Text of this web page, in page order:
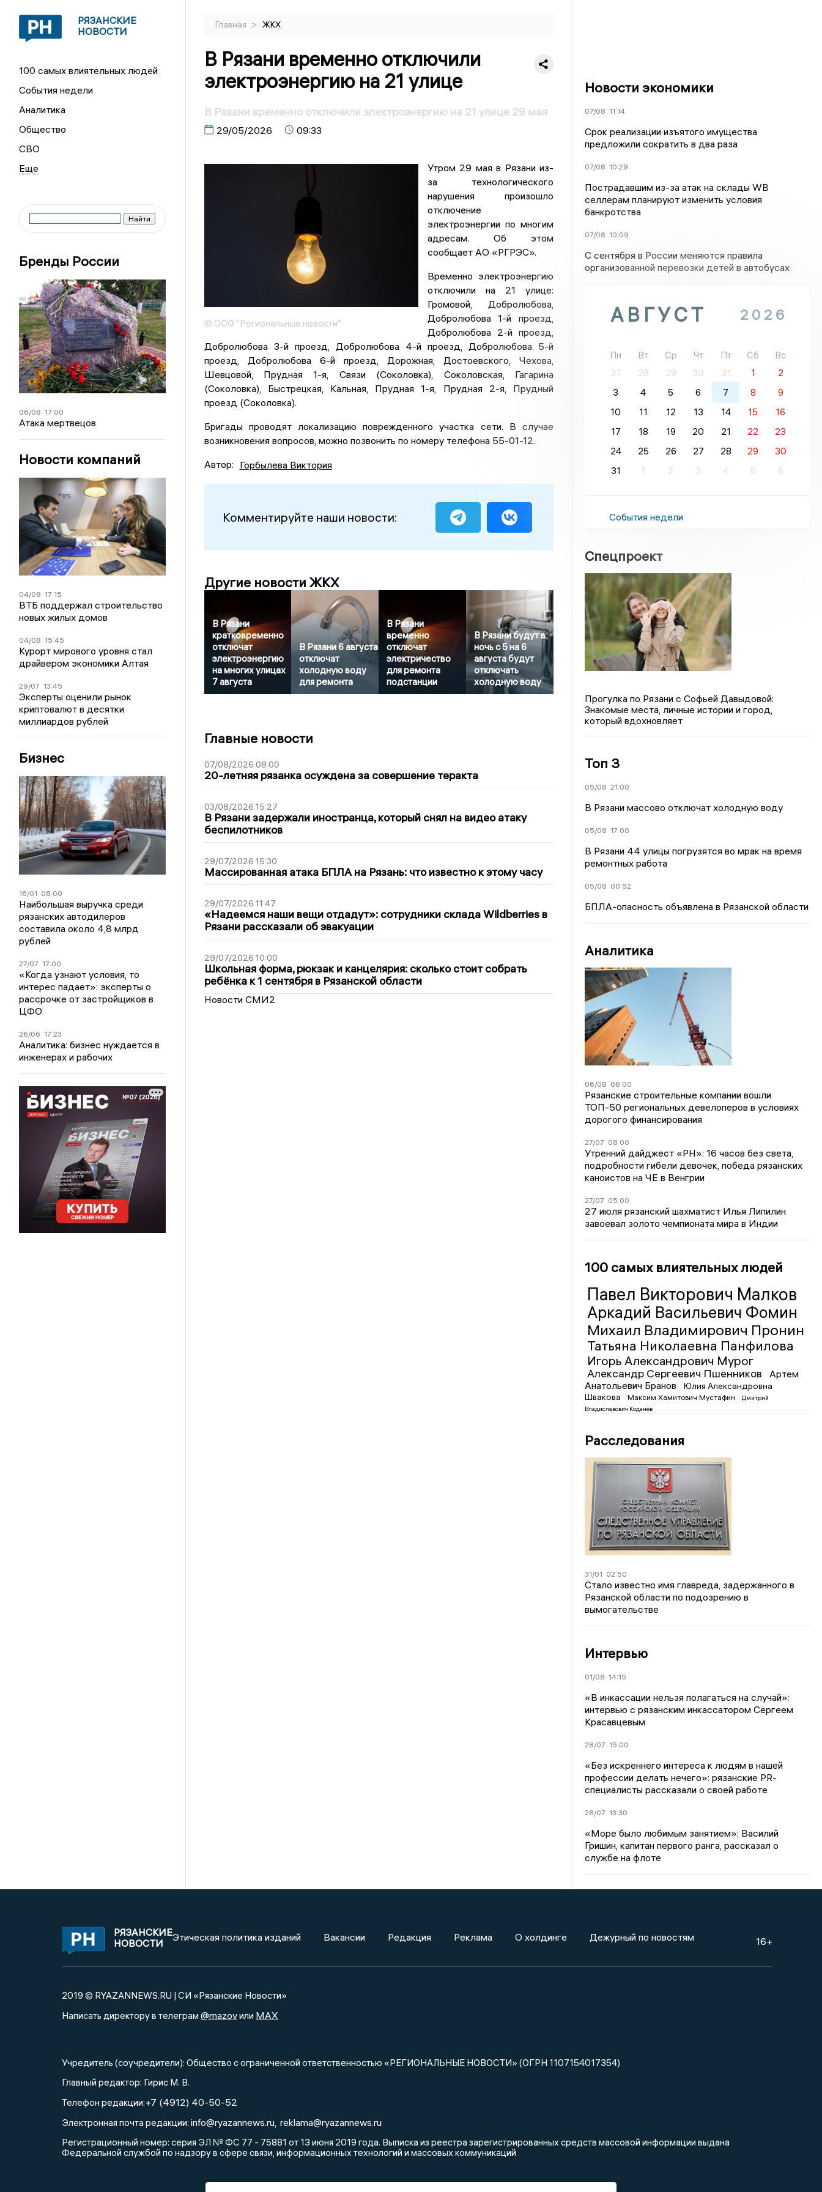
РЯЗАНСКИЕ
НОВОСТИ
100 самых влиятельных людей
События недели
Аналитика
Общество
СВО
Бренды России
06/08 17:00
Атака мертвецов
Новости компаний
04/08 17:15
ВТБ поддержал строительство
новых жилых домов
04/08 15:45
Курорт мирового уровня стал
драйвером экономики Алтая
29/07 13:45
Эксперты оценили рынок
криптовалют в десятки
миллиардов рублей
Бизнес
16/01 08:00
Наибольшая выручка среди
рязанских автодилеров
составила около 4,8 млрд
рублей
27/07 17:00
«Когда узнают условия, то
интерес падает»: эксперты о
рассрочке от застройщиков в
ЦФО
26/06 17:23
Аналитика: бизнес нуждается в
инженерах и рабочих
Главная > ЖКХ
В Рязани временно отключили
электроэнергию на 21 улице
В Рязани временно отключили электроэнергию на 21 улице 29 мая
29/05/2026 09:33
© ООО "Региональные новости"
Утром 29 мая в Рязани из-
за технологического
нарушения произошло
отключение
электроэнергии по многим
адресам. Об этом
сообщает АО «РГРЭС».
Временно электроэнергию
отключили на 21 улице:
Громовой, Добролюбова,
Добролюбова 1-й проезд,
Добролюбова 2-й проезд,
Добролюбова 3-й проезд, Добролюбова 4-й проезд, Добролюбова 5-й
проезд, Добролюбова 6-й проезд, Дорожная, Достоевского, Чехова,
Шевцовой, Прудная 1-я, Связи (Соколовка), Соколовская, Гагарина
(Cоколовка), Быстрецкая, Кальная, Прудная 1-я, Прудная 2-я, Прудный
проезд (Соколовка).
Бригады проводят локализацию поврежденного участка сети. В случае
возникновения вопросов, можно позвонить по номеру телефона 55-01-12.
Автор: Горбылева Виктория
Комментируйте наши новости:
Другие новости ЖКХ
В Рязани
кратковременно
отключат
электроэнергию
на многих улицах
7 августа
В Рязани 6 августа
отключат
холодную воду
для ремонта
В Рязани
временно
отключат
электричество
для ремонта
подстанции
В Рязани будут в
ночь с 5 на 6
августа будут
отключать
холодную воду
Главные новости
07/08/2026 08:00
20-летняя рязанка осуждена за совершение теракта
03/08/2026 15:27
В Рязани задержали иностранца, который снял на видео атаку
беспилотников
29/07/2026 15:30
Массированная атака БПЛА на Рязань: что известно к этому часу
29/07/2026 11:47
«Надеемся наши вещи отдадут»: сотрудники склада Wildberries в
Рязани рассказали об эвакуации
29/07/2026 10:00
Школьная форма, рюкзак и канцелярия: сколько стоит собрать
ребёнка к 1 сентября в Рязанской области
Новости СМИ2
Новости экономики
07/08 11:14
Срок реализации изъятого имущества
предложили сократить в два раза
07/08 10:29
Пострадавшим из-за атак на склады WВ
селлерам планируют изменить условия
банкротства
07/08 10:09
С сентября в России меняются правила
организованной перевозки детей в автобусах
АВГУСТ 2026
Пн Вт Ср Чт Пт Сб
Вс
27
28 29 30 31 1
2
3
4 5 6 7 8
9
10
11 12 13 14 15
16
17
18 19 20 21 22
23
24
25 26 27 28 29
30
31
1 2 3 4 5 6
События недели
Спецпроект
Прогулка по Рязани с Софьей Давыдовой:
Знакомые места, личные истории и город,
который вдохновляет
Топ 3
05/08 21:00
В Рязани массово отключат холодную воду
05/08 17:00
В Рязани 44 улицы погрузятся во мрак на время
ремонтных работа
05/08 00:52
БПЛА-опасность объявлена в Рязанской области
Аналитика
06/08 08:00
Рязанские строительные компании вошли
ТОП-50 региональных девелоперов в условиях
дорогого финансирования
27/07 08:00
Утренний дайджест «РН»: 16 часов без света,
подробности гибели девочек, победа рязанских
каноистов на ЧЕ в Венгрии
27/07 05:00
27 июля рязанский шахматист Илья Липилин
завоевал золото чемпионата мира в Индии
100 самых влиятельных людей
Павел Викторович Малков
Аркадий Васильевич Фомин
Михаил Владимирович Пронин
Татьяна Николаевна Панфилова
Игорь Александрович Мурог
Александр Сергеевич Пшенников
Артем
Анатольевич Бранов
Юлия Александровна
Швакова
Максим Хамитович Мустафин
Дмитрий
Владиславович Коданёв
Расследования
31/01 02:50
Стало известно имя главреда, задержанного в
Рязанской области по подозрению в
вымогательстве
Интервью
01/08 14:15
«В инкассации нельзя полагаться на случай»:
интервью с рязанским инкассатором Сергеем
Красавцевым
28/07 15:00
«Без искреннего интереса к людям в нашей
профессии делать нечего»: рязанские PR-
специалисты рассказали о своей работе
28/07 13:30
«Море было любимым занятием»: Василий
Гришин, капитан первого ранга, рассказал о
службе на флоте
РЯЗАНСКИЕ
НОВОСТИ
Этическая политика изданий Вакансии Редакция Реклама О холдинге Дежурный по новостям 16+
2019 © RYAZANNEWS.RU | СИ «Рязанские Новости»
Написать директору в телеграм @mazovили MAX
Учредитель (соучредители): Общество с ограниченной ответственностью «РЕГИОНАЛЬНЫЕ НОВОСТИ» (ОГРН 1107154017354)
Главный редактор: Гирис М. В.
Телефон редакции:+7 (4912) 40-50-52
Электронная почта редакции: info@ryazannews.ru reklama@ryazannews.ru
Регистрационный номер: серия ЭЛ № ФС 77 - 75881 от 13 июня 2019 года. Выписка из реестра зарегистрированных средств массовой информации выдана
Федеральной службой по надзору в сфере связи, информационных технологий и массовых коммуникаций